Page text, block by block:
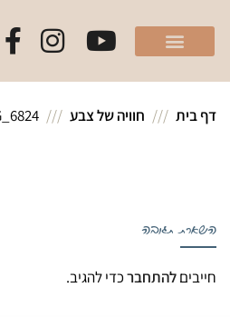
בית חוויה של צבע IMG_6824
תגובה
להתחברכדי להגיב.